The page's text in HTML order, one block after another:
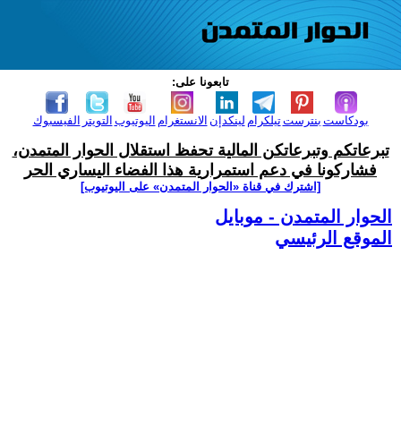
تابعونا على:
الفيسبوك التويتر اليوتيوب الانستغرام لينكدإن تيلكرامبنترست بودكاست
تبرعاتكم وتبرعاتكن المالية تحفظ استقلال الحوار المتمدن،
فشاركونا في دعم استمرارية هذا الفضاء اليساري الحر
[اشترك في قناة ‫«الحوار المتمدن» على اليوتيوب]
الحوار المتمدن - موبايل
الموقع الرئيسي